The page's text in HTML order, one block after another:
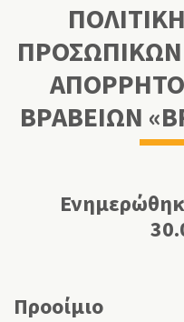
ΒΡΑΒΕΙΩΝ
Προοίμιο